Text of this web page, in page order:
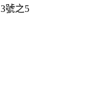
號之5